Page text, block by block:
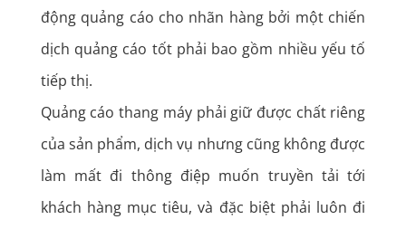
động quảng cáo cho nhãn hàng bởi một chiến
dịch quảng cáo tốt phải bao gồm nhiều yếu tố
tiếp thị.
Quảng cáo thang máyphải giữ được chất riêng
của sản phẩm, dịch vụ nhưng cũng không được
làm mất đi thông điệp muốn truyền tải tới
khách hàng mục tiêu, và đặc biệt phải luôn đi